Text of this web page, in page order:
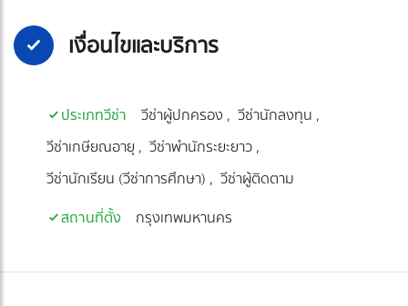
เงื่อนไขและบริการ
ประเภทวีซ่า วีซ่าผู้ปกครอง
วีซ่านักลงทุน
วีซ่าเกษียณอายุ
วีซ่าพำนักระยะยาว
วีซ่านักเรียน (วีซ่าการศึกษา)
วีซ่าผู้ติดตาม
สถานที่ตั้ง
กรุงเทพมหานคร